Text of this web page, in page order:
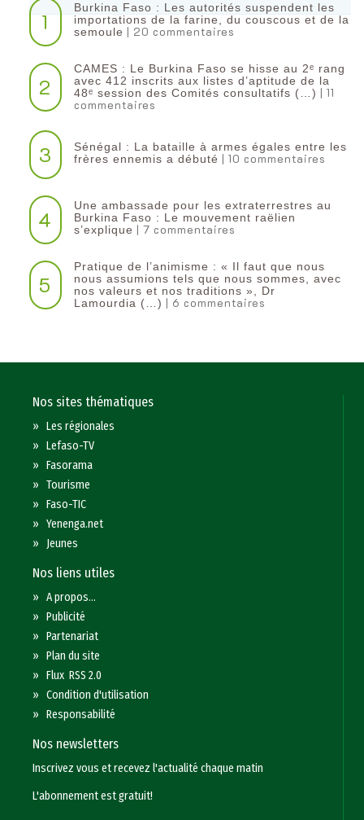
1
Burkina Faso : Les autorités suspendent les
importations de la farine, du couscous et de la
semoule
| 20 commentaires
2
CAMES : Le Burkina Faso se hisse au 2ᵉ rang
avec 412 inscrits aux listes d’aptitude de la
48ᵉ session des Comités consultatifs (…)
| 11
commentaires
3
Sénégal : La bataille à armes égales entre les
frères ennemis a débuté | 10 commentaires
4
Une ambassade pour les extraterrestres au
Burkina Faso : Le mouvement raëlien
s’explique
| 7 commentaires
5
Pratique de l’animisme : « Il faut que nous
nous assumions tels que nous sommes, avec
nos valeurs et nos traditions », Dr
Lamourdia (…)
| 6 commentaires
Nos sites thématiques
»Les régionales
»Lefaso-TV
»Fasorama
»Tourisme
»Faso-TIC
»Yenenga.net
» Jeunes
Nos liens utiles
»A propos...
»Publicité
»Partenariat
»Plan du site
»Flux RSS 2.0
»Condition d'utilisation
»Responsabilité
Nos newsletters
Inscrivez vous et recevez l'actualité chaque matin
L'abonnement est gratuit!